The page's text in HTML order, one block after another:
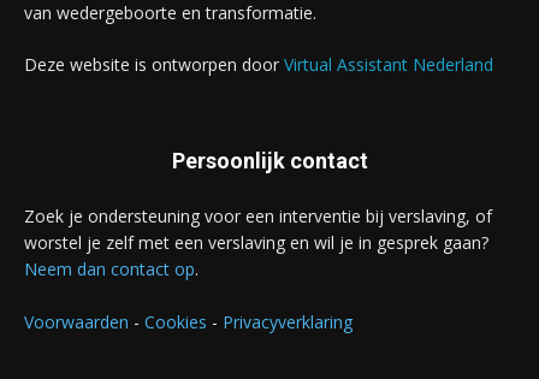
van wedergeboorte en transformatie.
Deze website is ontworpen door Virtual Assistant Nederland
Persoonlijk contact
Zoek je ondersteuning voor een interventie bij verslaving, of
worstel je zelf met een verslaving en wil je in gesprek gaan?
Neem dan contact op.
Voorwaarden - Cookies - Privacyverklaring